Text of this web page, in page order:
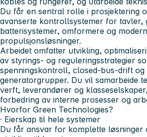
Du får en sentral rolle i prosjektering
avanserte kontrollsystemer for tavler,
batterisystemer, omformere og
propulsjonsløsninger.
Arbeidet omfatter utvikling,
av styrings- og reguleringsstrategier
spenningskontroll, closed-bus-drift og
generatorgrupper. Du vil samarbeide
verft, leverandører og
forbedring av interne prosesser og
Hvorfor Green Technologies?
· Eierskap til hele systemer
Du får ansvar for komplette